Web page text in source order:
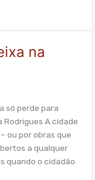
na
só perde para
Rodrigues A cidade
ou por obras que
a qualquer
quando o cidadão